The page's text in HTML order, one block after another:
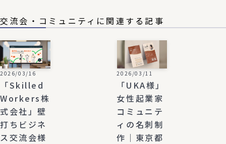
交流会・コミュニティに関連する記事
2026/03/16
「Skilled
Workers株
式会社」壁
打ちビジネ
ス交流会様
2026/03/11
「UKA様」
女性起業家
コミュニテ
ィの名刺制
作｜東京都